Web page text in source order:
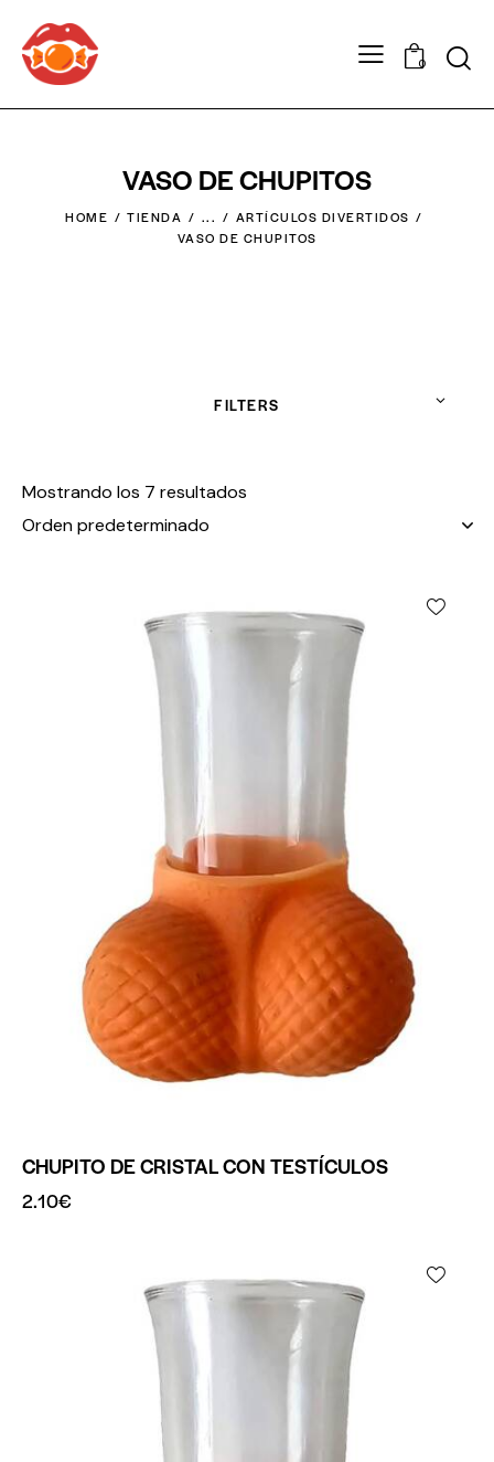
0
VASO DE CHUPITOS
HOME TIENDA ...
ARTÍCULOS DIVERTIDOS
VASO DE CHUPITOS
Mostrando los 7 resultados
CHUPITO DE CRISTAL CON TESTÍCULOS
2.10€
FILTERS